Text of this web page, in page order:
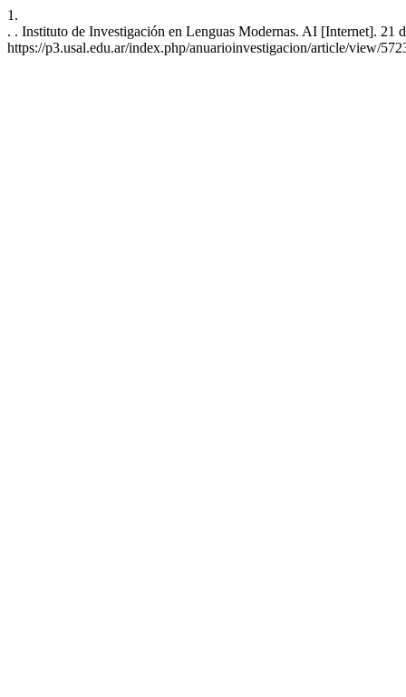
1.
. . Instituto de Investigación en Lenguas Modernas. AI [Internet]. 21
https://p3.usal.edu.ar/index.php/anuarioinvestigacion/article/view/